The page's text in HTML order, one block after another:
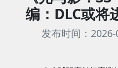
编：DLC或将
发布时间：